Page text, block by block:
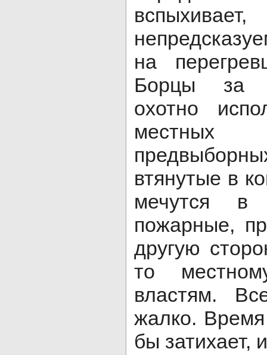
на
Борцы за
охотно
втянутые в
мечутся в
пожарные,
другую
то
властям.
жалко.
бы затихает,